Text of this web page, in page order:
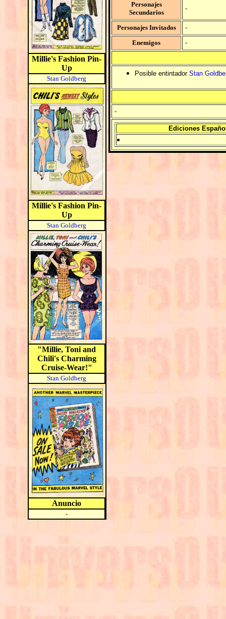
Millie's Fashion Pin-
Up
Stan Goldberg
Millie's Fashion Pin-
Up
Stan Goldberg
"Millie, Toni and
Chili's Charming
Cruise-Wear!"
Stan Goldberg
Anuncio
-
Personajes
Secundarios
-
Personajes Invitados
-
Enemigos
-
Posible entintador Stan
-
Ediciones